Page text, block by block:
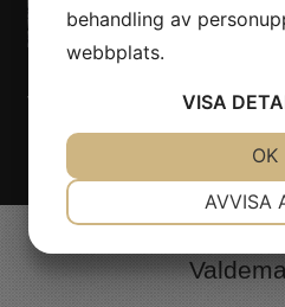
Vill du boka FAME till ert
Nöjesmetro!Klicka här!
behandling av
webbplats.
VISA
MARKNADSFÖRING
AVVISA
OK